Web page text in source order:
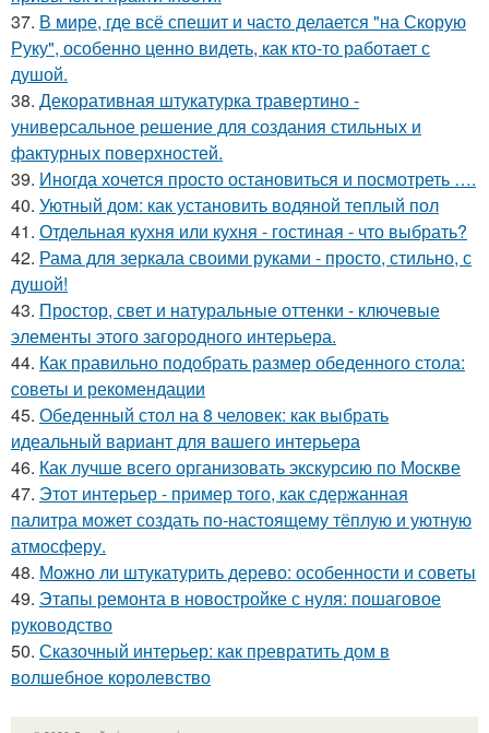
37. В мире, где всё спешит и часто делается "на Скорую
Руку", особенно ценно видеть, как кто-то работает с
душой.
38. Декоративная штукатурка травертино -
универсальное решение для создания стильных и
фактурных поверхностей.
39. Иногда хочется просто остановиться и посмотреть ….
40. Уютный дом: как установить водяной теплый пол
41. Отдельная кухня или кухня - гостиная - что выбрать?
42. Рама для зеркала своими руками - просто, стильно, с
душой!
43. Простор, свет и натуральные оттенки - ключевые
элементы этого загородного интерьера.
44. Как правильно подобрать размер обеденного стола:
советы и рекомендации
45. Обеденный стол на 8 человек: как выбрать
идеальный вариант для вашего интерьера
46. Как лучше всего организовать экскурсию по Москве
47. Этот интерьер - пример того, как сдержанная
палитра может создать по-настоящему тёплую и уютную
атмосферу.
48. Можно ли штукатурить дерево: особенности и советы
49. Этапы ремонта в новостройке с нуля: пошаговое
руководство
50. Сказочный интерьер: как превратить дом в
волшебное королевство